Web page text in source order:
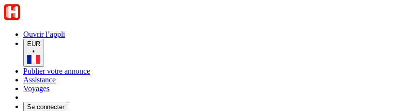
Ouvrir l’appli
EUR
•
Publier votre annonce
Assistance
Voyages
Se connecter